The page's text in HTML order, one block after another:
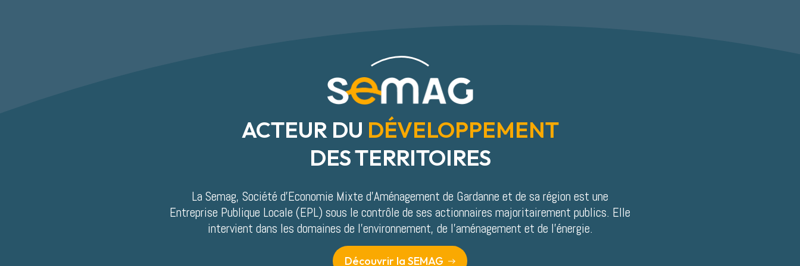
ACTEUR DU DÉVELOPPEMENT
DES TERRITOIRES
La Semag, Société d’Economie Mixte d’Aménagement de Gardanne et de sa région est une
Entreprise Publique Locale (EPL) sous le contrôle de ses actionnaires majoritairement publics. Elle
intervient dans les domaines de l’environnement, de l’aménagement et de l’énergie.
Découvrir la SEMAG